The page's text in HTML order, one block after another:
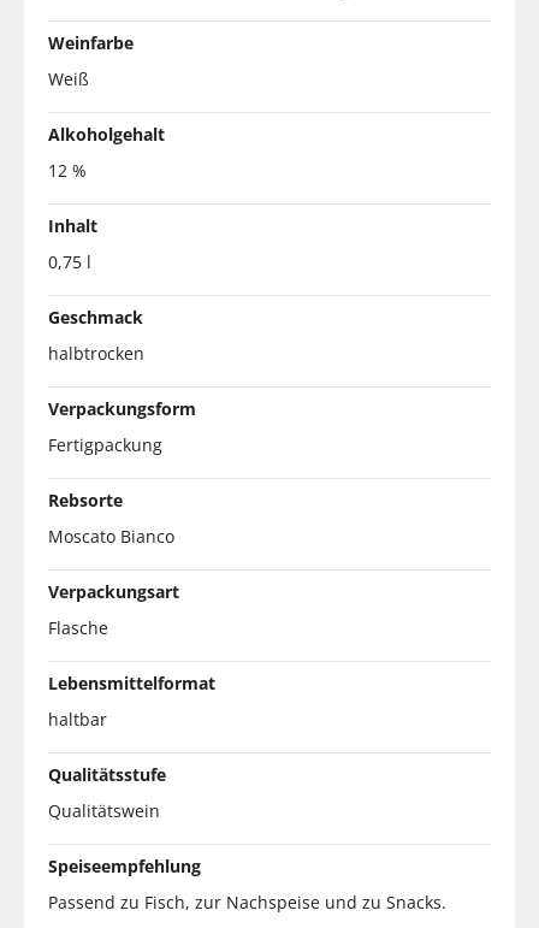
Weinfarbe
Weiß
Alkoholgehalt
12 %
Inhalt
0,75 l
Geschmack
halbtrocken
Verpackungsform
Fertigpackung
Rebsorte
Moscato Bianco
Verpackungsart
Flasche
Lebensmittelformat
haltbar
Qualitätsstufe
Qualitätswein
Speiseempfehlung
Passend zu Fisch, zur Nachspeise und zu Snacks.